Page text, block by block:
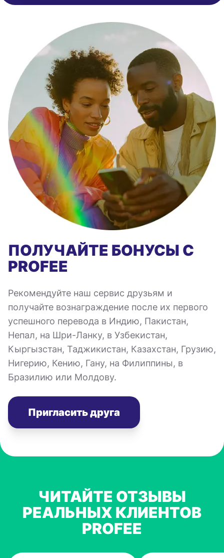
ПОЛУЧАЙТЕ БОНУСЫ С
PROFEE
Рекомендуйте наш сервис друзьям и
получайте вознаграждение после их первого
успешного перевода в Индию, Пакистан,
Непал, на Шри-Ланку, в Узбекистан,
Кыргызстан, Таджикистан, Казахстан, Грузию,
Нигерию, Кению, Гану, на Филиппины, в
Бразилию или Молдову.
Пригласить друга
ЧИТАЙТЕ ОТЗЫВЫ
РЕАЛЬНЫХ КЛИЕНТОВ
PROFEE